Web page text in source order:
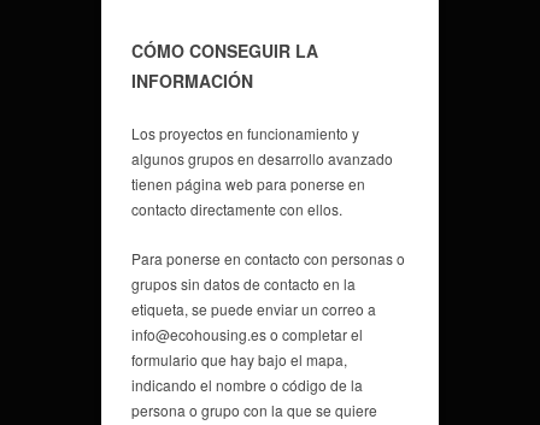
CÓMO CONSEGUIR LA
INFORMACIÓN
Los proyectos en funcionamiento y
algunos grupos en desarrollo avanzado
tienen página web para ponerse en
contacto directamente con ellos.
Para ponerse en contacto con personas o
grupos sin datos de contacto en la
etiqueta, se puede enviar un correo a
info@ecohousing.es o completar el
formulario que hay bajo el mapa,
indicando el nombre o código de la
persona o grupo con la que se quiere